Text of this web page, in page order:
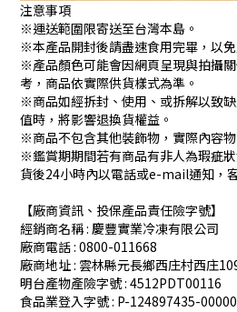
注意事項
※運送範圍限寄送至台灣本島。
※本產品開封後請盡速食用完畢，以
※產品顏色可能會因網頁呈現與拍攝
考，商品依實際供貨樣式為準。
※商品如經拆封、使用、或拆解以致
值時，將影響退換貨權益。
※商品不包含其他裝飾物，實際內容
※鑑賞期期間若有商品有非人為瑕疵
貨後24小時內以電話或e-mail通知，
【廠商資訊、投保產品責任險字號】
經銷商名稱 : 慶豐實業冷凍有限公司
廠商電話 : 0800-011668
廠商地址 : 雲林縣元長鄉西庄村西庄
明台產物產險字號 : 4512PDT00116
食品業登入字號 : P-124897435-